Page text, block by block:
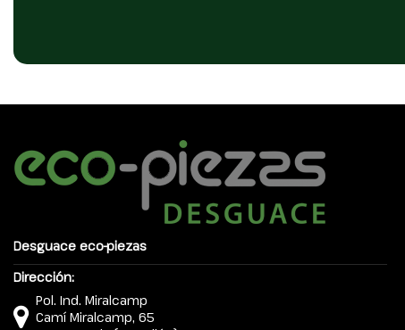
Desguace eco-piezas
Dirección:
Pol. Ind. Miralcamp
Camí Miralcamp, 65